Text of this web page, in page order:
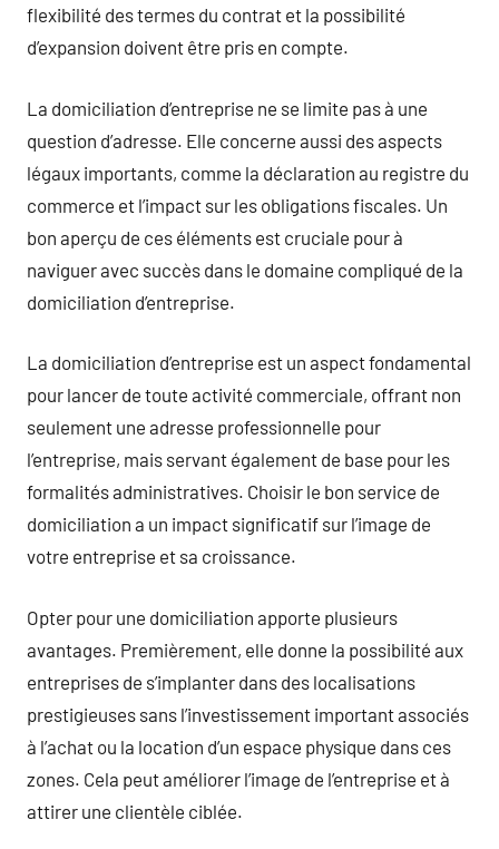
flexibilité des termes du contrat et la possibilité
d’expansion doivent être pris en compte.
La domiciliation d’entreprise ne se limite pas à une
question d’adresse. Elle concerne aussi des aspects
légaux importants, comme la déclaration au registre du
commerce et l’impact sur les obligations fiscales. Un
bon aperçu de ces éléments est cruciale pour à
naviguer avec succès dans le domaine compliqué de la
domiciliation d’entreprise.
La domiciliation d’entreprise est un aspect fondamental
pour lancer de toute activité commerciale, offrant non
seulement une adresse professionnelle pour
l’entreprise, mais servant également de base pour les
formalités administratives. Choisir le bon service de
domiciliation a un impact significatif sur l’image de
votre entreprise et sa croissance.
Opter pour une domiciliation apporte plusieurs
avantages. Premièrement, elle donne la possibilité aux
entreprises de s’implanter dans des localisations
prestigieuses sans l’investissement important associés
à l’achat ou la location d’un espace physique dans ces
zones. Cela peut améliorer l’image de l’entreprise et à
attirer une clientèle ciblée.